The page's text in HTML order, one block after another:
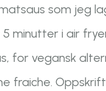
som jeg
minutter i air
for vegansk
fraiche.